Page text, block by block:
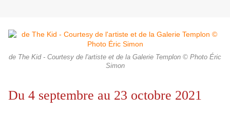
de The Kid - Courtesy de l'artiste et de la Galerie Templon © Photo Éric
Simon
Du 4 septembre au 23 octobre 2021